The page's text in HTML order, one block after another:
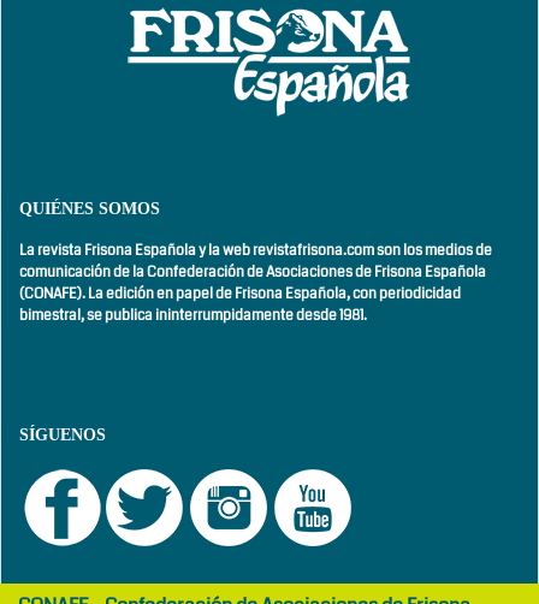
QUIÉNES SOMOS
La revista Frisona Española y la web revistafrisona.com son los medios de
comunicación de la Confederación de Asociaciones de Frisona Española
(CONAFE). La edición en papel de Frisona Española, conperiodicidad
bimestral,se publica ininterrumpidamente desde 1981.
SÍGUENOS
girls
maltepe